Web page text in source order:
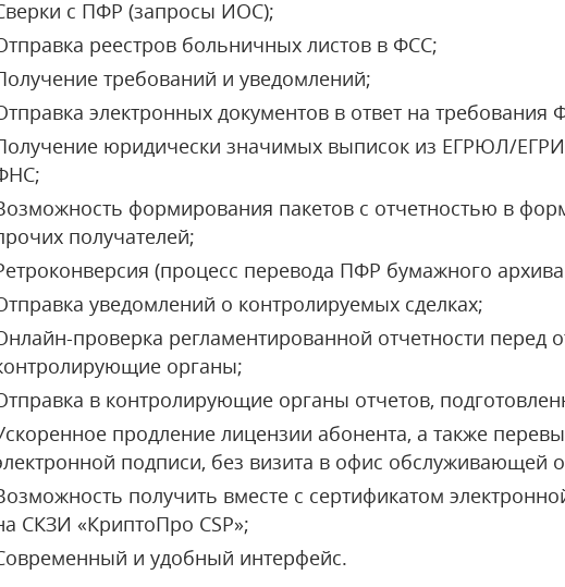
с ПФР (запросы ИОС);
реестров больничных листов в ФСС;
требований и уведомлений;
электронных документов в ответ на требования
юридически значимых выписок из ЕГРЮЛ/
формирования пакетов с отчетностью в
получателей;
(процесс перевода ПФР бумажного
уведомлений о контролируемых сделках;
проверка регламентированной отчетности перед
органы;
в контролирующие органы отчетов,
продление лицензии абонента, а также
подписи, без визита в офис обслуживающей
получить вместе с сертификатом
СКЗИ «КриптоПро CSP»;
и удобный интерфейс.